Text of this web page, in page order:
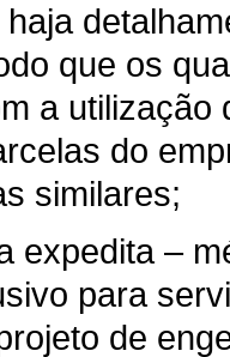
que os
a
do
similares;
expedita –
para
de